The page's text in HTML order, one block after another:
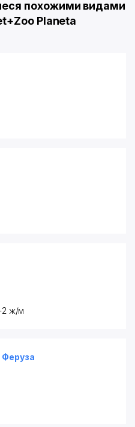
похожими видами
Planeta
2 ж/м
Феруза